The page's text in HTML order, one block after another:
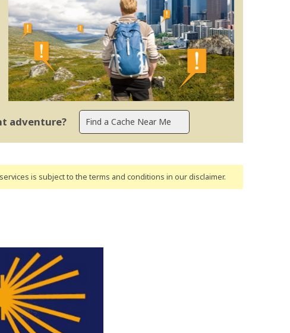
adventure?
is subject to the terms and conditions in our disclaimer.